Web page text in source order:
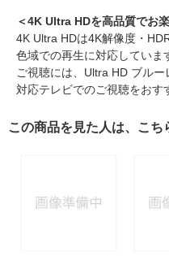
＜4K Ultra HDを高品質でお
4K Ultra HDは4K解像度・
色域での再生に対応していま
ご視聴には、Ultra HD ブル
対応テレビでのご視聴をおす
この商品を見た人は、こ